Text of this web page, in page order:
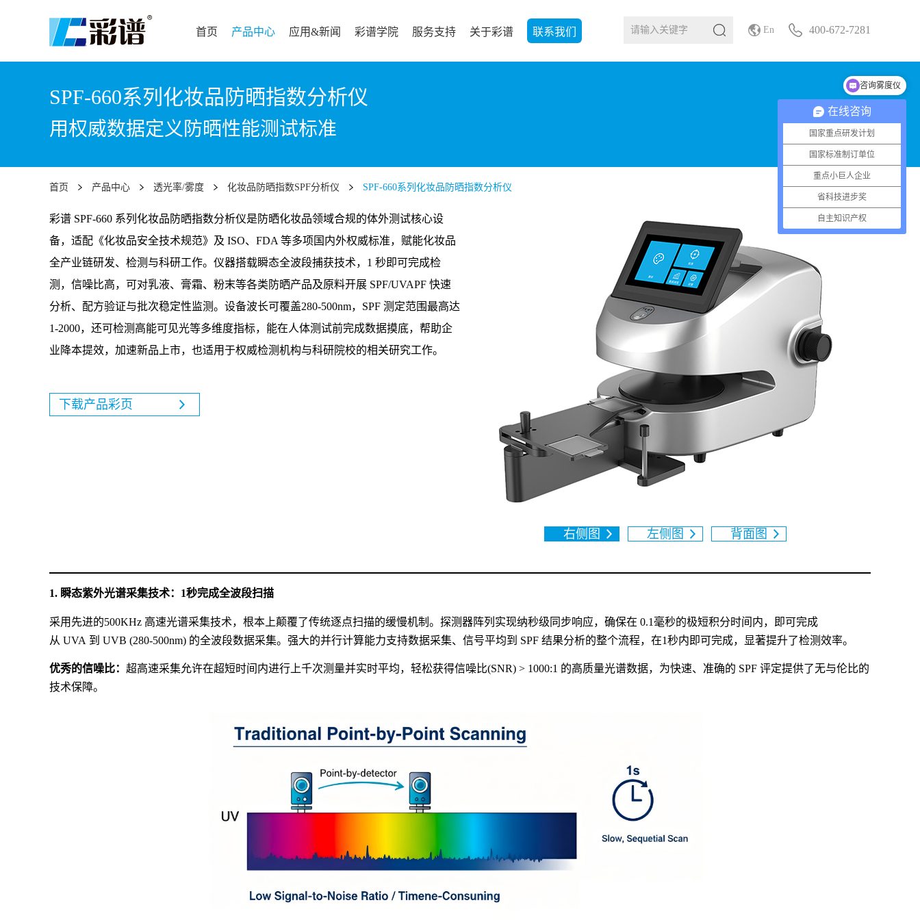
首页 产品中心 应用&新闻 彩谱学院 服务支持 关于彩谱 联系我们 En 400-672-7281
SPF-660系列化妆品防晒指数分析仪
用权威数据定义防晒性能测试标准
首页 产品中心 透光率/雾度 化妆品防晒指数SPF分析仪 SPF-660系列化妆品防晒指数分析仪
彩谱 SPF-660 系列化妆品防晒指数分析仪是防晒化妆品领域合规的体外测试核心设
备，适配《化妆品安全技术规范》及 ISO、FDA 等多项国内外权威标准，赋能化妆品
全产业链研发、检测与科研工作。仪器搭载瞬态全波段捕获技术，1 秒即可完成检
测，信噪比高，可对乳液、膏霜、粉末等各类防晒产品及原料开展 SPF/UVAPF 快速
分析、配方验证与批次稳定性监测。设备波长可覆盖280-500nm，SPF 测定范围最高达
1-2000，还可检测高能可见光等多维度指标，能在人体测试前完成数据摸底，帮助企
业降本提效，加速新品上市，也适用于权威检测机构与科研院校的相关研究工作。
下载产品彩页
右侧图 左侧图 背面图
1. 瞬态紫外光谱采集技术：1秒完成全波段扫描
采用先进的500KHz 高速光谱采集技术，根本上颠覆了传统逐点扫描的缓慢机制。探测器阵列实现纳秒级同步响应，确保在 0.1毫秒的极短积分时间内，即可完成
从 UVA 到 UVB (280-500nm) 的全波段数据采集。强大的并行计算能力支持数据采集、信号平均到 SPF 结果分析的整个流程，在1秒内即可完成，显著提升了检测效率。
优秀的信噪比： 超高速采集允许在超短时间内进行上千次测量并实时平均，轻松获得信噪比(SNR) > 1000:1 的高质量光谱数据，为快速、准确的 SPF 评定提供了无与伦比的
技术保障。
在线咨询
国家重点研发计划
国家标准制订单位
重点小巨人企业
省科技进步奖
自主知识产权
咨询高光谱相机